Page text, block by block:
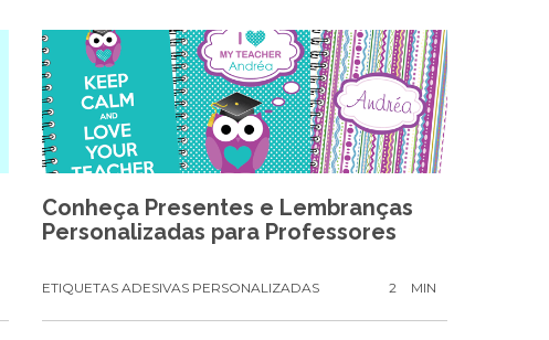
Conheça Presentes e Lembranças
Personalizadas para Professores
ETIQUETAS ADESIVAS PERSONALIZADAS 2 MIN